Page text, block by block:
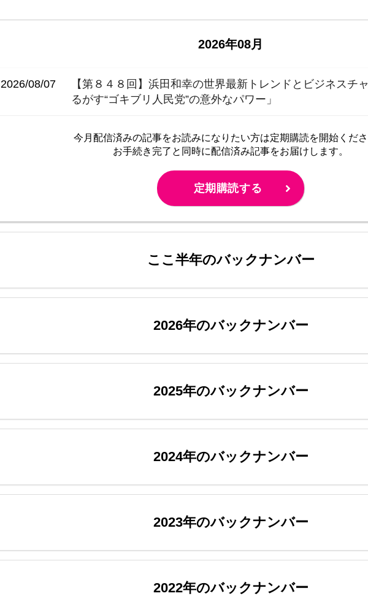
2026年08月
2026/08/07
【第８４８回】浜田和幸の世界最新トレンドとビジネスチ
るがす“ゴキブリ人民党”の意外なパワー」
今月配信済みの記事をお読みになりたい方は定期購読を開始くだ
お手続き完了と同時に配信済み記事をお届けします。
定期購読する
ここ半年のバックナンバー
2026年のバックナンバー
2025年のバックナンバー
2024年のバックナンバー
2023年のバックナンバー
2022年のバックナンバー